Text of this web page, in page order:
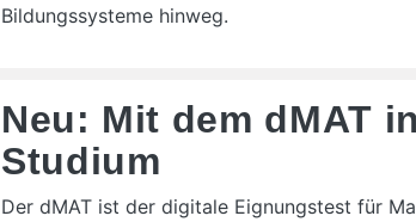
Bildungssysteme hinweg.
Neu: Mit dem dMAT
Studium
Der dMAT ist der digitale Eignungstest für